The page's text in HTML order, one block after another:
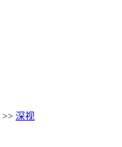
>> 深视